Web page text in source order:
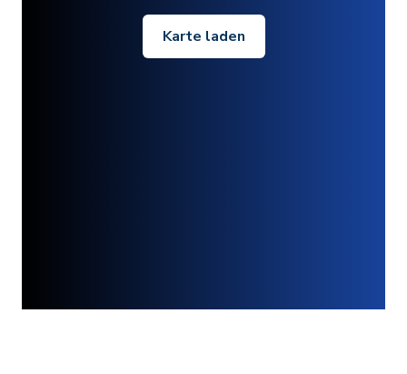
Karte laden